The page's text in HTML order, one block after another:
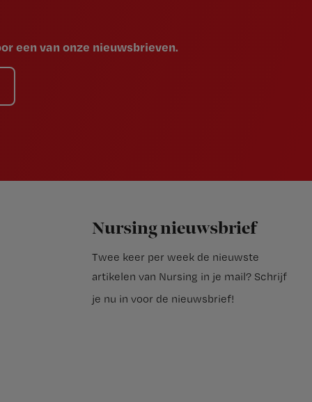
een van onze nieuwsbrieven.
Nursing nieuwsbrief
Twee keer per week de nieuwste
artikelen van Nursing in je mail? Schrijf
je nu in voor de nieuwsbrief!